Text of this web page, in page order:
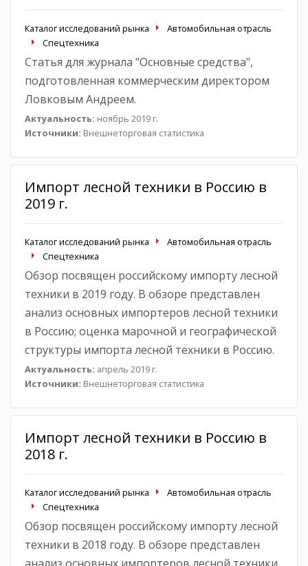
Каталог исследований рынка
Автомобильная отрасль
Спецтехника
Статья для журнала "Основные средства",
подготовленная коммерческим директором
Ловковым Андреем.
Актуальность: ноябрь 2019 г.
Источники: Внешнеторговая статистика
Импорт лесной техники в Россию в
2019 г.
Каталог исследований рынка
Автомобильная отрасль
Спецтехника
Обзор посвящен российскому импорту лесной
техники в 2019 году. В обзоре представлен
анализ основных импортеров лесной техники
в Россию; оценка марочной и географической
структуры импорта лесной техники в Россию.
Актуальность: апрель 2019 г.
Источники: Внешнеторговая статистика
Импорт лесной техники в Россию в
2018 г.
Каталог исследований рынка
Автомобильная отрасль
Спецтехника
Обзор посвящен российскому импорту лесной
техники в 2018 году. В обзоре представлен